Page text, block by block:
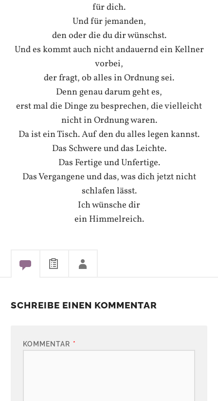
für dich.
Und für jemanden,
den oder die du dir wünschst.
Und es kommt auch nicht andauernd ein Kellner
vorbei,
der fragt, ob alles in Ordnung sei.
Denn genau darum geht es,
erst mal die Dinge zu besprechen, die vielleicht
nicht in Ordnung waren.
Da ist ein Tisch. Auf den du alles legen kannst.
Das Schwere und das Leichte.
Das Fertige und Unfertige.
Das Vergangene und das, was dich jetzt nicht
schlafen lässt.
Ich wünsche dir
ein Himmelreich.
SCHREIBE EINEN KOMMENTAR
KOMMENTAR *